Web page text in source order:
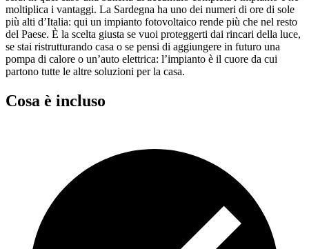
moltiplica i vantaggi. La Sardegna ha uno dei numeri di ore di sole
più alti d’Italia: qui un impianto fotovoltaico rende più che nel resto
del Paese. È la scelta giusta se vuoi proteggerti dai rincari della luce,
se stai ristrutturando casa o se pensi di aggiungere in futuro una
pompa di calore o un’auto elettrica: l’impianto è il cuore da cui
partono tutte le altre soluzioni per la casa.
Cosa è incluso